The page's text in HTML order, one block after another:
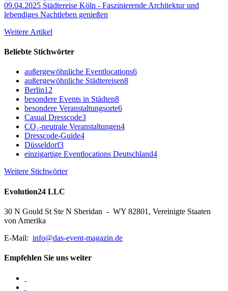
09.04.2025 Städtereise Köln - Faszinierende Architektur und
lebendiges Nachtleben genießen
Weitere Artikel
Beliebte Stichwörter
außergewöhnliche Eventlocations6
außergewöhnliche Städtereisen8
Berlin12
besondere Events in Städten8
besondere Veranstaltungsorte6
Casual Dresscode3
CO₂-neutrale Veranstaltungen4
Dresscode-Guide4
Düsseldorf3
einzigartige Eventlocations Deutschland4
Weitere Stichwörter
Evolution24 LLC
30 N Gould St Ste N Sheridan - WY 82801, Vereinigte Staaten
von Amerika
E-Mail: info@das-event-magazin.de
Empfehlen Sie uns weiter